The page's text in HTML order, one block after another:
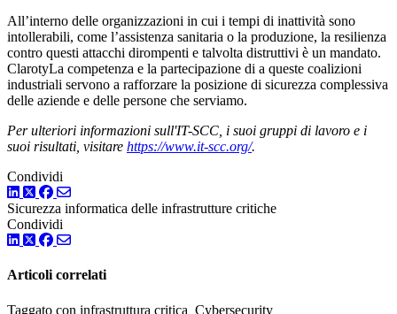
All’interno delle organizzazioni in cui i tempi di inattività sono
intollerabili, come l’assistenza sanitaria o la produzione, la resilienza
contro questi attacchi dirompenti e talvolta distruttivi è un mandato.
ClarotyLa competenza e la partecipazione di a queste coalizioni
industriali servono a rafforzare la posizione di sicurezza complessiva
delle aziende e delle persone che serviamo.
Per ulteriori informazioni sull'IT-SCC, i suoi gruppi di lavoro e i
suoi risultati, visitare https://www.it-scc.org/.
Condividi
LinkedIn
TwitterFacebook
Sicurezza informatica delle infrastrutture critiche
Condividi
LinkedIn
TwitterFacebook
Articoli correlati
Taggato con infrastruttura critica Cybersecurity